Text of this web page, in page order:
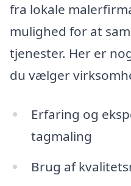
fra lokale
mulighed for at
tjenester. Her er
du vælger
Erfaring og
tagmaling
Brug af